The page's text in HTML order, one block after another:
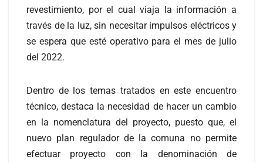
revestimiento, por el cual viaja la información a
través de la luz, sin necesitar impulsos eléctricos y
se espera que esté operativo para el mes de julio
del 2022.
Dentro de los temas tratados en este encuentro
técnico, destaca la necesidad de hacer un cambio
en la nomenclatura del proyecto, puesto que, el
nuevo plan regulador de la comuna no permite
efectuar proyecto con la denominación de